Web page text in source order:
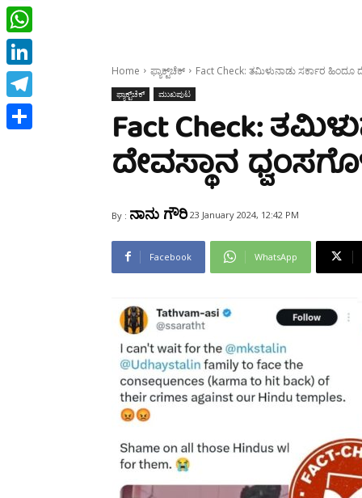
Home ಫ್ಯಾಕ್ಟ್‌ಚೆಕ್ Fact Check: ತಮಿಳುನಾಡು ಸರ್ಕಾರ ಹಿಂದೂ
ಫ್ಯಾಕ್ಟ್‌ಚೆಕ್ ಮುಖಪುಟ
Fact Check:
ದೇವಸ್ಥಾನ
By : ನಾನು ಗೌರಿ 23 January 2024, 12:42 PM
Facebook WhatsApp
Twitter
WhatsApp
LinkedIn
Telegram